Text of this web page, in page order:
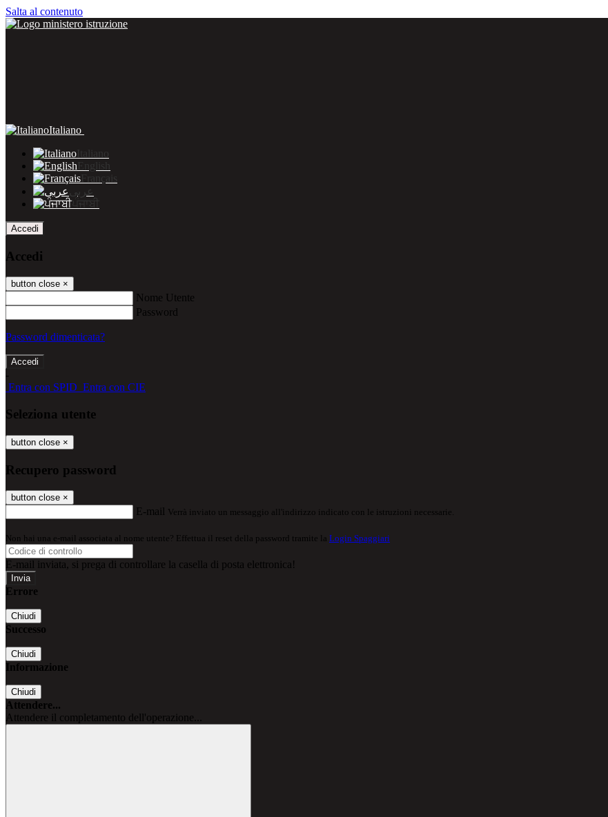
Salta al contenuto
Italiano
Italiano
English
Français
عربى
ਪੰਜਾਬੀ
Accedi
Accedi
button close ×
Nome Utente
Password
Password dimenticata?
-
Entra con SPID Entra con CIE
Seleziona utente
button close ×
Recupero password
button close ×
E-mail Verrà inviato un messaggio all'indirizzo indicato con le istruzioni necessarie.
Non hai una e-mail associata al nome utente? Effettua il reset della password tramite la Login Spaggiari
E-mail inviata, si prega di controllare la casella di posta elettronica!
Errore
Chiudi
Successo
Chiudi
Informazione
Chiudi
Attendere...
Attendere il completamento dell'operazione...